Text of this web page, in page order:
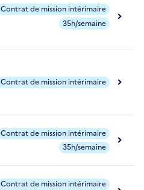
Contrat de mission intérimaire
35h/semaine
Contrat de mission intérimaire
Contrat de mission intérimaire
35h/semaine
Contrat de mission intérimaire